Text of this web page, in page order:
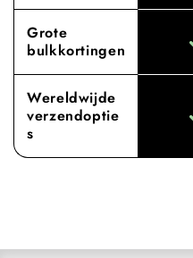
Grote
bulkkortingen
Wereldwijde
verzendoptie
s